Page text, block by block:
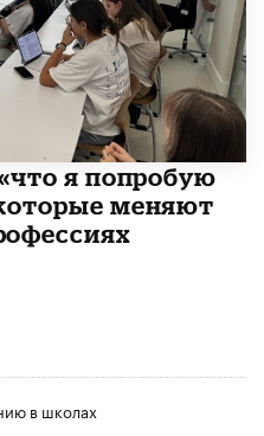
я попробую
меняют
в школах